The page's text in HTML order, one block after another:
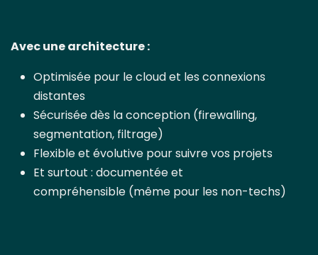
Avec une architecture :
Optimisée pour le cloud et les connexions
distantes
Sécurisée dès la conception (firewalling,
segmentation, filtrage)
Flexible et évolutive pour suivre vos projets
Et surtout : documentée et
compréhensible (même pour les non-techs)